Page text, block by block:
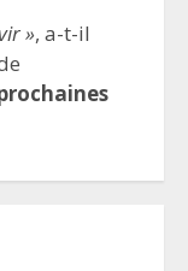
», a-t-il